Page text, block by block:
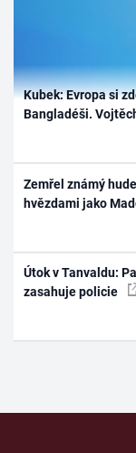
Kubek: Evropa si
Bangladéši.
Zemřel známý
hvězdami jako
Útok v Tanvaldu:
zasahuje policie